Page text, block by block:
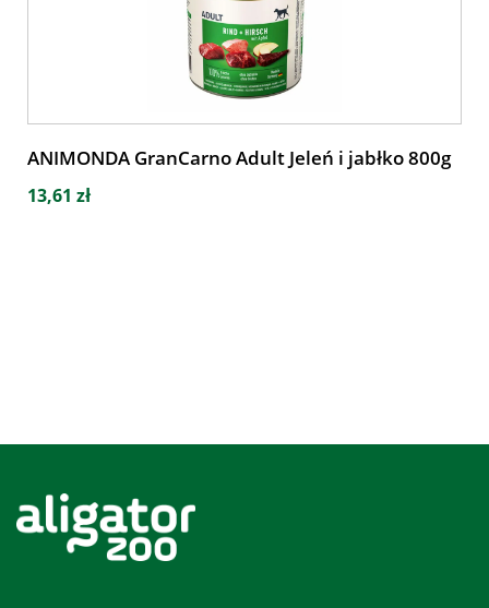
ANIMONDA GranCarno Adult Jeleń i jabłko 800g
13,61 zł